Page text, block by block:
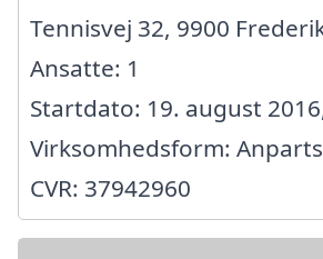
Tennisvej 32, 9900
Ansatte: 1
Startdato: 19. august
Virksomhedsform:
CVR: 37942960